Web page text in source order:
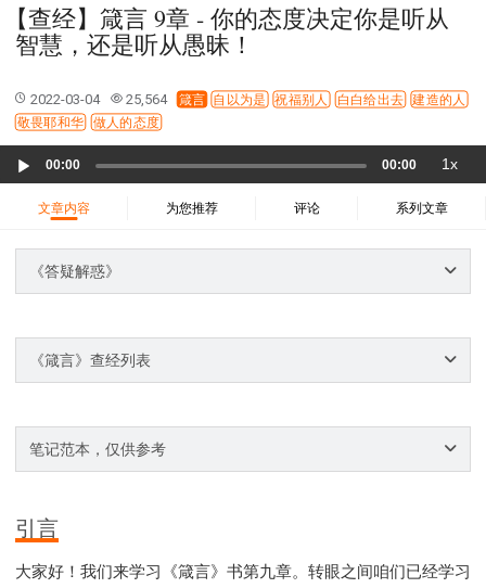
25 耶利米哀歌
27 但以理书
28 何西阿书
29 约珥书
30 阿摩司书 31 俄巴底亚书
37 哈该书
38 撒迦利亚书
39 玛拉基书
40 马太福音
41 马可福音
42 路加福音
43 约翰福音
46 哥林多前书
47 哥林多后书
48 加拉太书
52 帖撒罗尼迦前书
57 腓利门书
58 希伯来书 59 雅各书
60 彼得前书
61 彼得后书
62 约翰一书
争战系列
信望爱系列
学习系列
管理系列
赶鬼系列
认识魔鬼的诡计
神所喜悦的人
【查经】箴言 9章 - 你的态度决定你是听从
智慧，还是听从愚昧！
2022-03-04 25,564 箴言 自以为是 祝福别人 白白给出去 建造的人
敬畏耶和华
做人的态度
Player
00:00 00:00 1x
文章内容 为您推荐 评论 系列文章
《答疑解惑》
《箴言》查经列表
笔记范本，仅供参考
引言
大家好！我们来学习《箴言》书第九章。转眼之间咱们已经学习